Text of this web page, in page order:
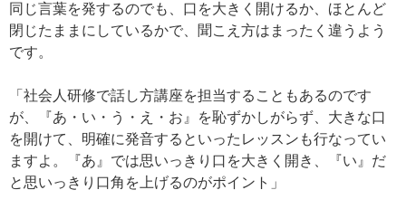
同じ言葉を発するのでも、口を大きく開けるか、ほとんど
閉じたままにしているかで、聞こえ方はまったく違うよう
です。
「社会人研修で話し方講座を担当することもあるのです
が、『あ・い・う・え・お』を恥ずかしがらず、大きな口
を開けて、明確に発音するといったレッスンも行なってい
ますよ。『あ』では思いっきり口を大きく開き、『い』だ
と思いっきり口角を上げるのがポイント」